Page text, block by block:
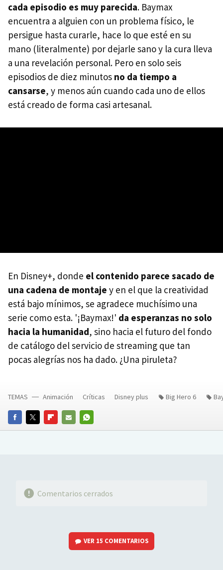
cada episodio es muy parecida. Baymax
encuentra a alguien con un problema físico, le
persigue hasta curarle, hace lo que esté en su
mano (literalmente) por dejarle sano y la cura lleva
a una revelación personal. Pero en solo seis
episodios de diez minutos no da tiempo a
cansarse, y menos aún cuando cada uno de ellos
está creado de forma casi artesanal.
En Disney+, donde el contenido parece sacado de
una cadena de montaje y en el que la creatividad
está bajo mínimos, se agradece muchísimo una
serie como esta. '¡Baymax!' da esperanzas no solo
hacia la humanidad, sino hacia el futuro del fondo
de catálogo del servicio de streaming que tan
pocas alegrías nos ha dado. ¿Una piruleta?
FACEBOOKTWITTERFLIPBOARD
E-
WHATSAPP
TEMAS Animación Críticas Disney plus Big Hero 6
Comentarios cerrados
VER 15 COMENTARIOS